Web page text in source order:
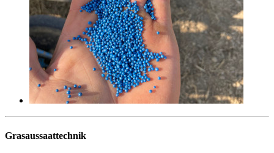
Grasaussaattechnik